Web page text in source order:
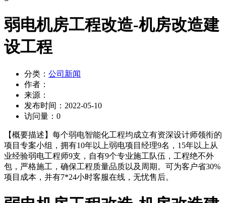
弱电机房工程改造-机房改造建
设工程
分类： 公司新闻
作者：
来源：
发布时间： 2022-05-10
访问量： 0
【概要描述】 每个弱电智能化工程均成立有资深设计师领衔的
项目专案小组，拥有10年以上弱电项目经理9名，15年以上从
业经验弱电工程师9支，自有9个专业施工队伍，工程绝不外
包，严格施工，确保工程质量品质以及周期。可为客户省30%
项目成本，并有7*24小时客服在线，无忧售后。